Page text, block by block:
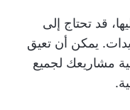
قد تحتاج إلى
يمكن أن تعيق
مشاريعك لجميع